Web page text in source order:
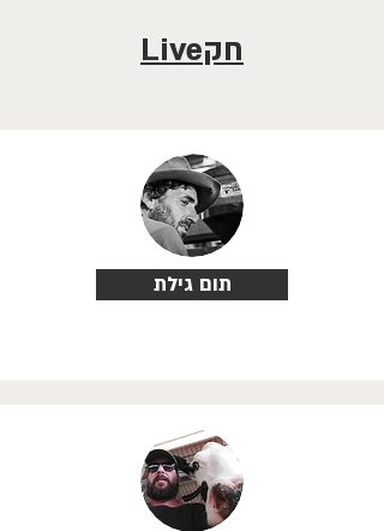
חקLive
תום גילת